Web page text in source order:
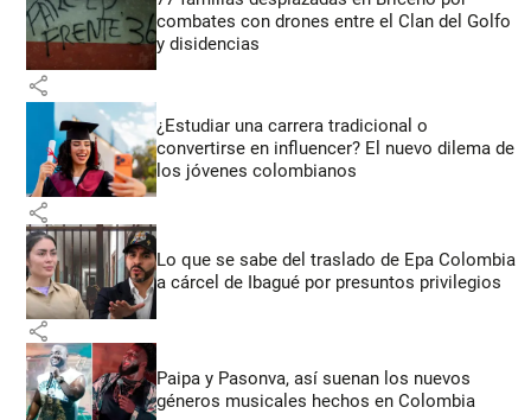
combates con drones entre el Clan del Golfo
y disidencias
share
¿Estudiar una carrera tradicional o
convertirse en influencer? El nuevo dilema de
los jóvenes colombianos
share
Lo que se sabe del traslado de Epa Colombia
a cárcel de Ibagué por presuntos privilegios
share
Paipa y Pasonva, así suenan los nuevos
géneros musicales hechos en Colombia